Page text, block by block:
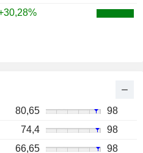
80,65
98
74,4
98
66,65 98